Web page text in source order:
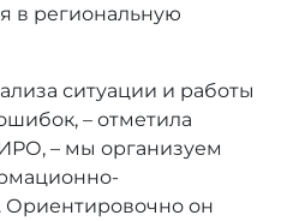
в региональную
ситуации и работы
– отметила
– мы организуем
Ориентировочно он